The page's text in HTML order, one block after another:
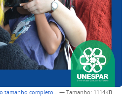
tamanho completo… — Tamanho: 1114KB